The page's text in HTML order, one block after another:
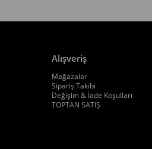
Alışveriş
Mağazalar
Sipariş Takibi
Değişim & İade Koşulları
TOPTAN SATIŞ